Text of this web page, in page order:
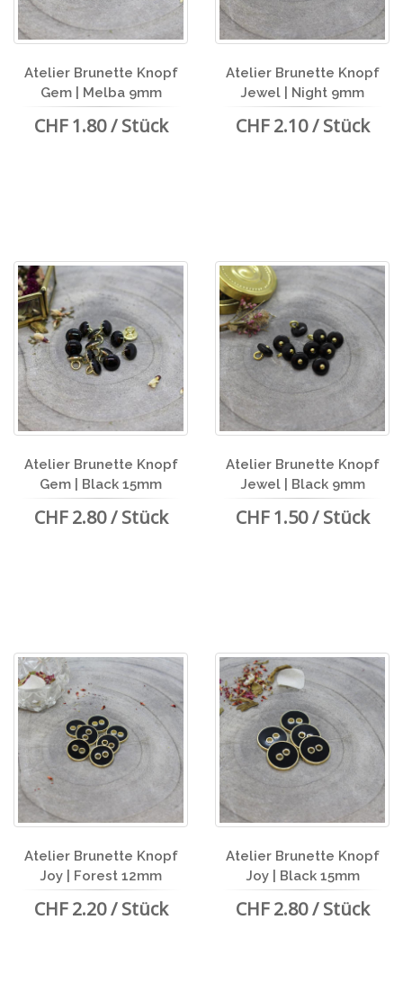
Atelier Brunette Knopf
Gem | Melba 9mm
CHF 1.80 / Stück
Atelier Brunette Knopf
Jewel | Night 9mm
CHF 2.10 / Stück
Atelier Brunette Knopf
Gem | Black 15mm
CHF 2.80 / Stück
Atelier Brunette Knopf
Jewel | Black 9mm
CHF 1.50 / Stück
Atelier Brunette Knopf
Joy | Forest 12mm
CHF 2.20 / Stück
Atelier Brunette Knopf
Joy | Black 15mm
CHF 2.80 / Stück